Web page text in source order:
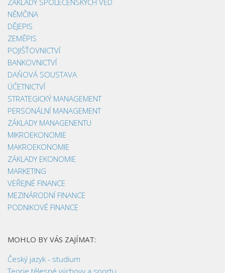
ZÁKLADY SPOLEČENSKÝCH VĚD
NĚMČINA
DĚJEPIS
ZEMĚPIS
POJIŠŤOVNICTVÍ
BANKOVNICTVÍ
DAŇOVÁ SOUSTAVA
ÚČETNICTVÍ
STRATEGICKÝ MANAGEMENT
PERSONÁLNÍ MANAGEMENT
ZÁKLADY MANAGENENTU
MIKROEKONOMIE
MAKROEKONOMIE
ZÁKLADY EKONOMIE
MARKETING
VEŘEJNÉ FINANCE
MEZINÁRODNÍ FINANCE
PODNIKOVÉ FINANCE
MOHLO BY VÁS ZAJÍMAT:
Český jazyk - studium